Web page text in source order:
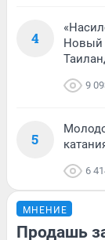
4
Новый
9
5
6
МНЕНИЕ
Продашь